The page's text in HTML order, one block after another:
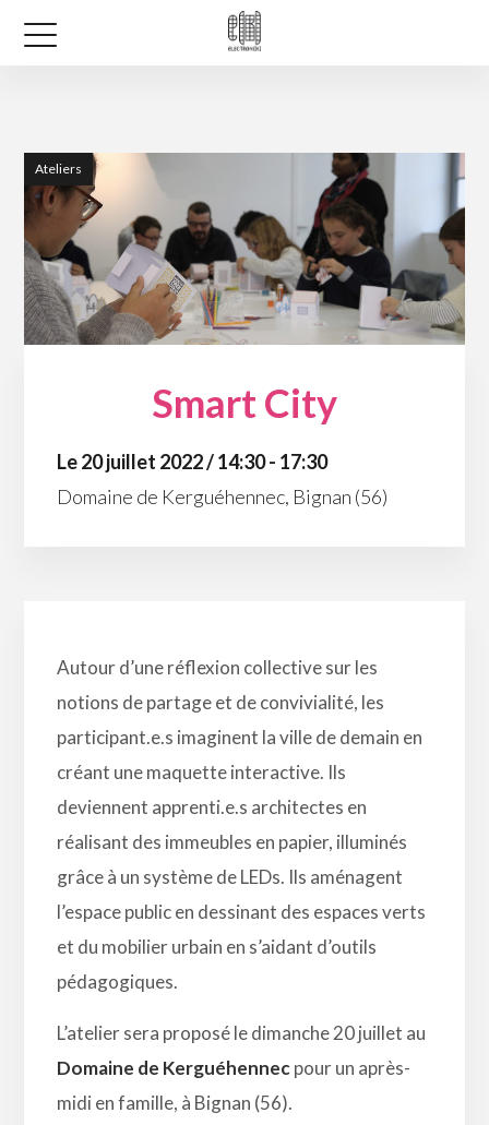
Ateliers
Smart City
Le 20 juillet 2022 / 14:30 - 17:30
Domaine de Kerguéhennec, Bignan (56)
Autour d’une réflexion collective sur les
notions de partage et de convivialité, les
participant.e.s imaginent la ville de demain en
créant une maquette interactive. Ils
deviennent apprenti.e.s architectes en
réalisant des immeubles en papier, illuminés
grâce à un système de LEDs. Ils aménagent
l’espace public en dessinant des espaces verts
et du mobilier urbain en s’aidant d’outils
pédagogiques.
L’atelier sera proposé le dimanche 20 juillet au
Domaine de Kerguéhennecpour un après-
midi en famille, à Bignan (56).